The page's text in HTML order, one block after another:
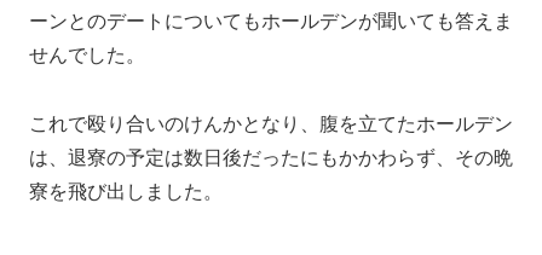
ーンとのデートについてもホールデンが聞いても答えま
せんでした。
これで殴り合いのけんかとなり、腹を立てたホールデン
は、退寮の予定は数日後だったにもかかわらず、その晩
寮を飛び出しました。